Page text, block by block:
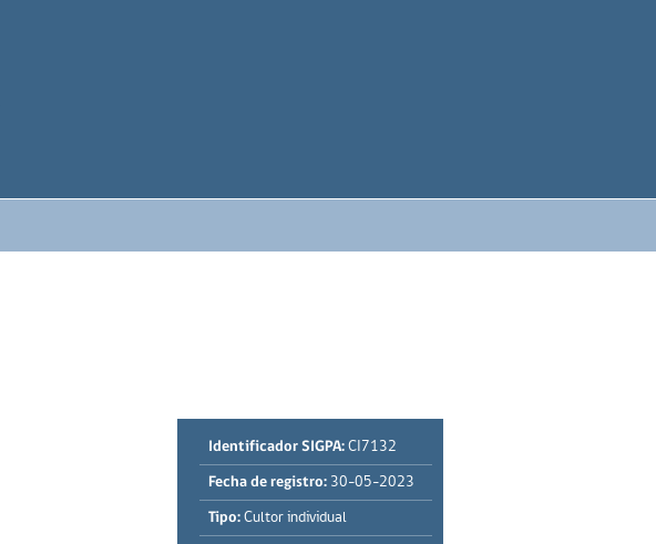
Identificador SIGPA: CI7132
Fecha de registro: 30-05-2023
Tipo: Cultor individual